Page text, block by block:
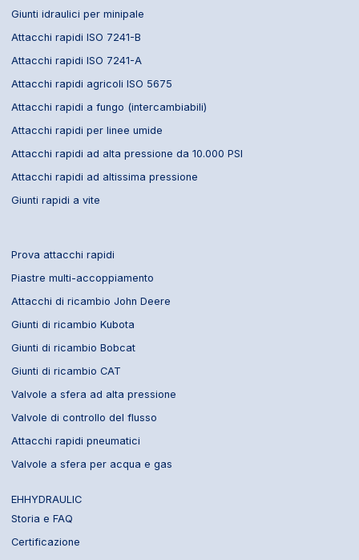
Giunti idraulici per minipale
Attacchi rapidi ISO 7241-B
Attacchi rapidi ISO 7241-A
Attacchi rapidi agricoli ISO 5675
Attacchi rapidi a fungo (intercambiabili)
Attacchi rapidi per linee umide
Attacchi rapidi ad alta pressione da 10.000 PSI
Attacchi rapidi ad altissima pressione
Giunti rapidi a vite
Prova attacchi rapidi
Piastre multi-accoppiamento
Attacchi di ricambio John Deere
Giunti di ricambio Kubota
Giunti di ricambio Bobcat
Giunti di ricambio CAT
Valvole a sfera ad alta pressione
Valvole di controllo del flusso
Attacchi rapidi pneumatici
Valvole a sfera per acqua e gas
EHHYDRAULIC
Storia e FAQ
Certificazione